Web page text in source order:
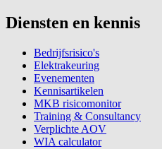
Diensten en kennis
Bedrijfsrisico's
Elektrakeuring
Evenementen
Kennisartikelen
MKB risicomonitor
Training & Consultancy
Verplichte AOV
WIA calculator